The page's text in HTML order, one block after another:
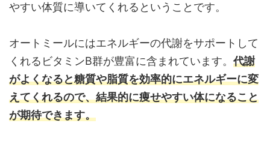
やすい体質に導いてくれるということです。
オートミールにはエネルギーの代謝をサポートして
くれるビタミンB群が豊富に含まれています。代謝
がよくなると糖質や脂質を効率的にエネルギーに変
えてくれるので、結果的に痩せやすい体になること
が期待できます。